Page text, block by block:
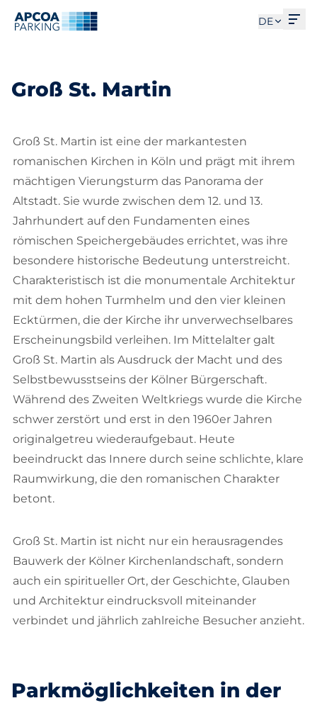
DE
Groß St. Martin
Groß St. Martin ist eine der markantesten
romanischen Kirchen in Köln und prägt mit ihrem
mächtigen Vierungsturm das Panorama der
Altstadt. Sie wurde zwischen dem 12. und 13.
Jahrhundert auf den Fundamenten eines
römischen Speichergebäudes errichtet, was ihre
besondere historische Bedeutung unterstreicht.
Charakteristisch ist die monumentale Architektur
mit dem hohen Turmhelm und den vier kleinen
Ecktürmen, die der Kirche ihr unverwechselbares
Erscheinungsbild verleihen. Im Mittelalter galt
Groß St. Martin als Ausdruck der Macht und des
Selbstbewusstseins der Kölner Bürgerschaft.
Während des Zweiten Weltkriegs wurde die Kirche
schwer zerstört und erst in den 1960er Jahren
originalgetreu wiederaufgebaut. Heute
beeindruckt das Innere durch seine schlichte, klare
Raumwirkung, die den romanischen Charakter
betont.
Groß St. Martin ist nicht nur ein herausragendes
Bauwerk der Kölner Kirchenlandschaft, sondern
auch ein spiritueller Ort, der Geschichte, Glauben
und Architektur eindrucksvoll miteinander
verbindet und jährlich zahlreiche Besucher anzieht.
Parkmöglichkeiten in der